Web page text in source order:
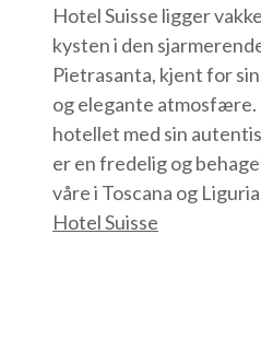
Hotel Suisse ligger
kysten i den
Pietrasanta, kjent for
og elegante
hotellet med sin
er en fredelig og
våre i Toscana og
Hotel Suisse